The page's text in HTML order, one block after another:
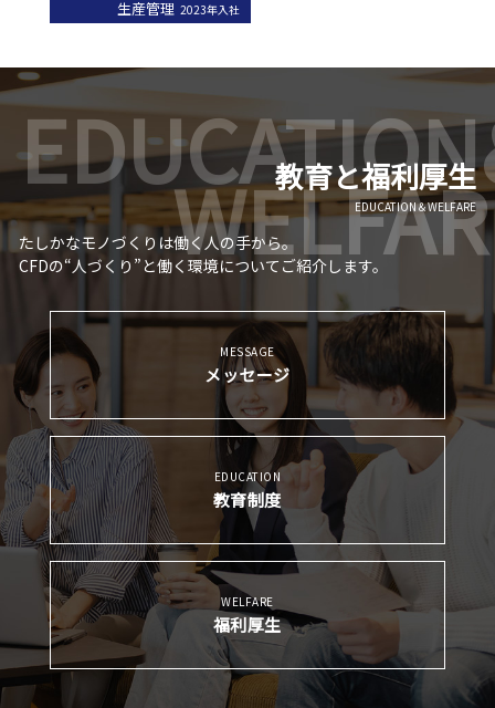
生産管理 2023年入社
教育と福利厚生
EDUCATION＆WELFARE
たしかなモノづくりは働く人の手から。
CFDの“人づくり”と働く環境についてご紹介します。
MESSAGE
メッセージ
EDUCATION
教育制度
WELFARE
福利厚生